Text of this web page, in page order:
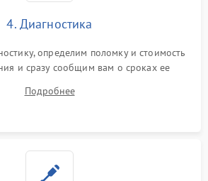
4. Диагностика
определим поломку и стоимость
и сразу сообщим вам о сроках ее
Подробнее